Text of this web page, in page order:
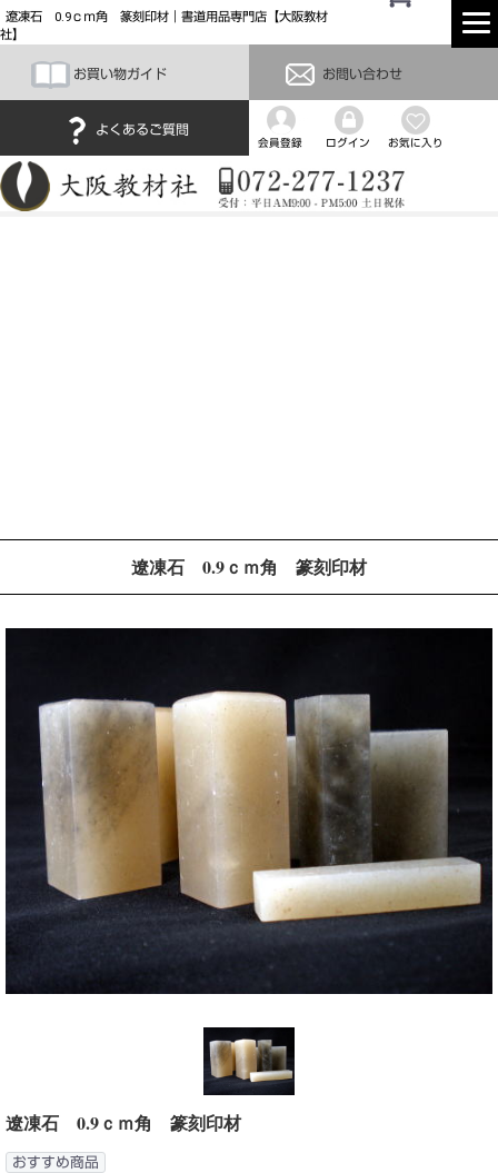
遼凍石 0.9ｃｍ角 篆刻印材｜書道用品専門店【大阪教材
社】
お買い物ガイド お問い合わせ
よくあるご質問
会員登録 ログイン お気に入り
遼凍石 0.9ｃｍ角 篆刻印材
遼凍石 0.9ｃｍ角 篆刻印材
おすすめ商品